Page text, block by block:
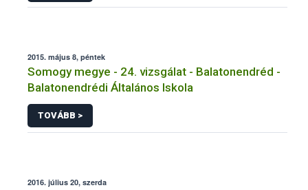
2015. május 8, péntek
Somogy megye - 24. vizsgálat - Balatonendréd -
Balatonendrédi Általános Iskola
TOVÁBB >
2016. július 20, szerda